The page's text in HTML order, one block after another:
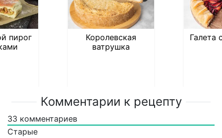
пирог
Королевская
ватрушка
Галета
Комментарии к рецепту
33 комментариев
Старые